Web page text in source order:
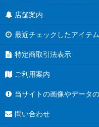
店舗案内
最近チェックしたアイテム
特定商取引法表示
ご利用案内
当サイトの画像やデータ
問い合わせ